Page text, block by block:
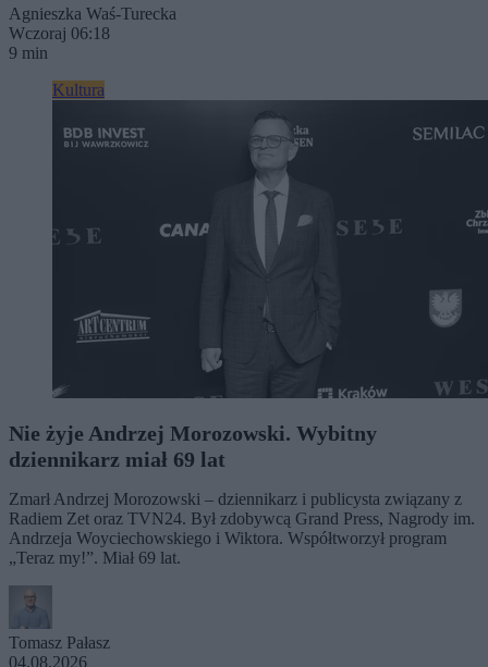
Agnieszka Waś-Turecka
Wczoraj 06:18
9 min
Kultura
Nie żyje Andrzej Morozowski. Wybitny
dziennikarz miał 69 lat
Zmarł Andrzej Morozowski – dziennikarz i publicysta związany z
Radiem Zet oraz TVN24. Był zdobywcą Grand Press, Nagrody im.
Andrzeja Woyciechowskiego i Wiktora. Współtworzył program
„Teraz my!”. Miał 69 lat.
Tomasz Pałasz
04.08.2026